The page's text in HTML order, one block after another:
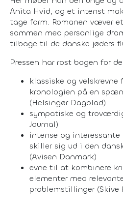
Anita Hvid, og et intenst
tage form. Romanen væver
sammen med personlige
tilbage til de danske jøders
Pressen har rost bogen for
klassiske og
kronologien på en
(Helsingør Dagblad)
sympatiske og
Journal)
intense og interessante
skiller sig ud i den
(Avisen Danmark)
evne til at kombinere
elementer med
problemstillinger (Skive